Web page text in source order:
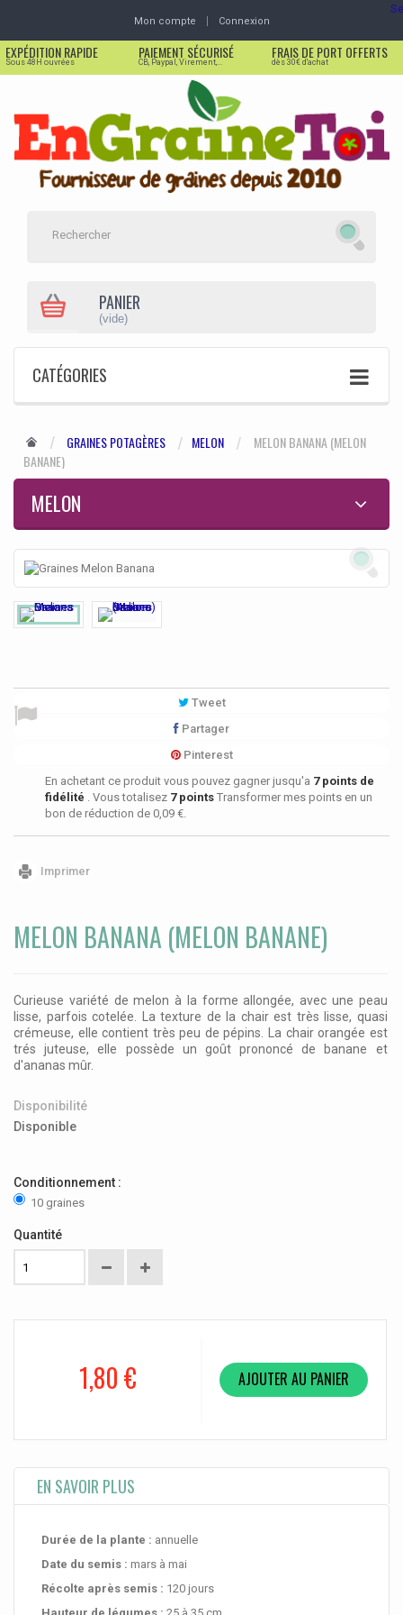
Mon compte Connexion
EXPÉDITION RAPIDE
Sous 48H ouvrées
PAIEMENT SÉCURISÉ
CB, Paypal, Virement,...
FRAIS DE PORT OFFERTS
dès 30€ d'achat
PANIER
(vide)
CATÉGORIES
GRAINES POTAGÈRES MELON
MELON BANANA (MELON
BANANE)
MELON
Tweet
Partager
Pinterest
En achetant ce produit vous pouvez gagner jusqu'a 7points de
fidélité
. Vous totalisez 7points Transformer mes points en un
bon de réduction de 0,09 €
Imprimer
MELON BANANA (MELON BANANE)
Curieuse variété de melon à la forme allongée, avec une peau
lisse, parfois cotelée. La texture de la chair est très lisse, quasi
crémeuse, elle contient très peu de pépins. La chair orangée est
trés juteuse, elle possède un goût prononcé de banane et
d'ananas mûr.
Disponibilité
Disponible
Conditionnement :
10 graines
Quantité
1,80 € AJOUTER AU PANIER
EN SAVOIR PLUS
Durée de la plante : annuelle
Date du semis : mars à mai
Récolte après semis : 120 jours